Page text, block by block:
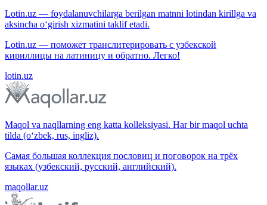
Lotin.uz — foydalanuvchilarga berilgan matnni lotindan kirillga va
aksincha o‘girish xizmatini taklif etadi.
Lotin.uz — поможет транслитерировать с узбекской
кириллицы на латиницу и обратно. Легко!
lotin.uz
Maqol va naqllarning eng katta kolleksiyasi. Har bir maqol uchta
tilda (o‘zbek, rus, ingliz).
Самая большая коллекция пословиц и поговорок на трёх
языках (узбекский, русский, английский).
maqollar.uz